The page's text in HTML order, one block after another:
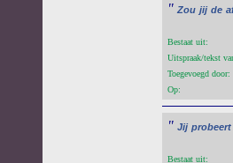
" Zou jij de
Bestaat uit:
Uitspraak/tekst
Toegevoegd door:
Op:
" Jij probeert
Bestaat uit: